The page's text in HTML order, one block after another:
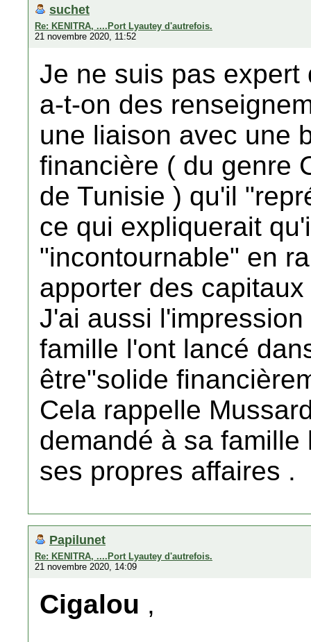
suchet
Re: KENITRA, ....Port Lyautey d'autrefois.
21 novembre 2020, 11:52
Je ne suis pas
a-t-on des
une liaison avec une
financière ( du genre
de Tunisie ) qu'il
ce qui expliquerait
"incontournable" en
apporter des capitaux
J'ai aussi
famille l'ont lancé
être"solide
Cela rappelle
demandé à sa
ses propres affaires .
Papilunet
Re: KENITRA, ....Port Lyautey d'autrefois.
21 novembre 2020, 14:09
Cigalou ,